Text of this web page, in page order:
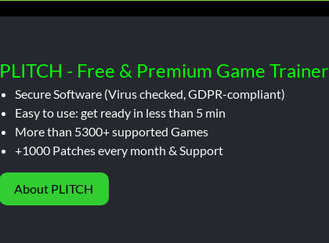
PLITCH - Free & Premium Game Trainer
Secure Software (Virus checked, GDPR-compliant)
Easy to use: get ready in less than 5 min
More than 5300+ supported Games
+1000 Patches every month & Support
About PLITCH